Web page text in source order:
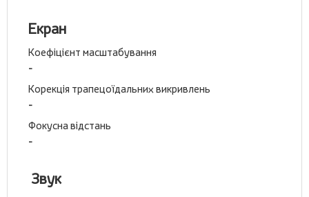
Екран
Коефіцієнт масштабування
-
Корекція трапецоїдальних викривлень
-
Фокусна відстань
-
Звук